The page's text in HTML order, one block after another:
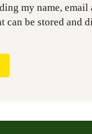
my name, email
can be stored and